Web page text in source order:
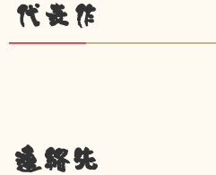
代表作
連絡先